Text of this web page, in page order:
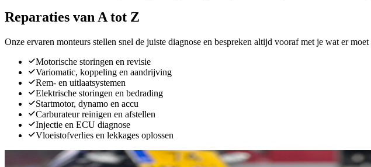
Reparaties van A tot Z
Onze ervaren monteurs stellen snel de juiste diagnose en bespreken altijd vooraf met je wat er
Motorische storingen en revisie
Variomatic, koppeling en aandrijving
Rem- en uitlaatsystemen
Elektrische storingen en bedrading
Startmotor, dynamo en accu
Carburateur reinigen en afstellen
Injectie en ECU diagnose
Vloeistofverlies en lekkages oplossen